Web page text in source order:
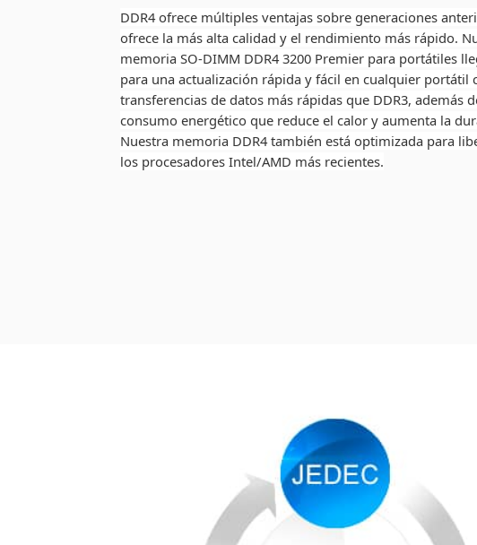
DDR4 ofrece múltiples ventajas sobre generaciones
ofrece la más alta calidad y el rendimiento más rápido.
memoria SO-DIMM DDR4 3200 Premier para portátiles
para una actualización rápida y fácil en cualquier portátil
transferencias de datos más rápidas que DDR3, además
consumo energético que reduce el calor y aumenta la
Nuestra memoria DDR4 también está optimizada para
los procesadores Intel/AMD más recientes.